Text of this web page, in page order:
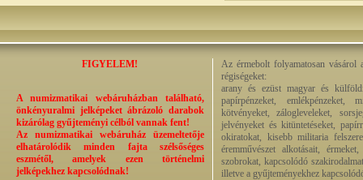
FIGYELEM!
A numizmatikai webáruházban található,
önkényuralmi jelképeket ábrázoló darabok
kizárólag gyűjteményi célból vannak fent!
Az numizmatikai webáruház üzemeltetője
elhatárolódik minden fajta szélsőséges
eszmétől, amelyek ezen történelmi
jelképekhez kapcsolódnak!
Az érmebolt folyamatosan vásárol
régiségeket:
arany és ezüst magyar és
papírpénzeket, emlékpénzeket,
kötvényeket, zálogleveleket,
jelvényeket és kitüntetéseket,
okiratokat, kisebb militaria
éremművészet alkotásait,
szobrokat, kapcsolódó
illetve a gyűjteményekhez